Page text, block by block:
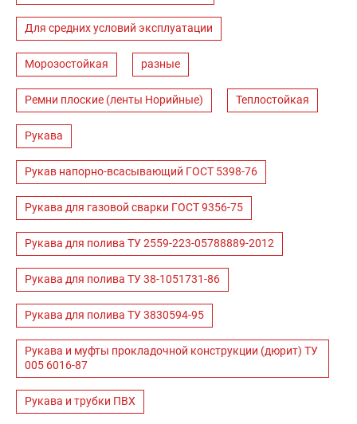
Для средних условий эксплуатации
Морозостойкая разные
Ремни плоские (ленты Норийные) Теплостойкая
Рукава
Рукав напорно-всасывающий ГОСТ 5398-76
Рукава для газовой сварки ГОСТ 9356-75
Рукава для полива ТУ 2559-223-05788889-2012
Рукава для полива ТУ 38-1051731-86
Рукава для полива ТУ 3830594-95
Рукава и муфты прокладочной конструкции (дюрит) ТУ
005 6016-87
Рукава и трубки ПВХ